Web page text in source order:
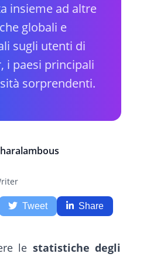
insieme ad altre
globali e
sugli utenti di
i paesi principali
sorprendenti.
Tweet Share
le statistiche degli